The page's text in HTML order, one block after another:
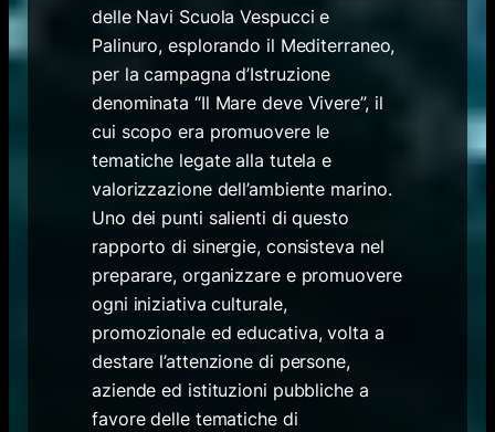
delle Navi Scuola Vespucci e
Palinuro, esplorando il Mediterraneo,
per la campagna d’Istruzione
denominata “Il Mare deve Vivere”, il
cui scopo era promuovere le
tematiche legate alla tutela e
valorizzazione dell’ambiente marino.
Uno dei punti salienti di questo
rapporto di sinergie, consisteva nel
preparare, organizzare e promuovere
ogni iniziativa culturale,
promozionale ed educativa, volta a
destare l’attenzione di persone,
aziende ed istituzioni pubbliche a
favore delle tematiche di